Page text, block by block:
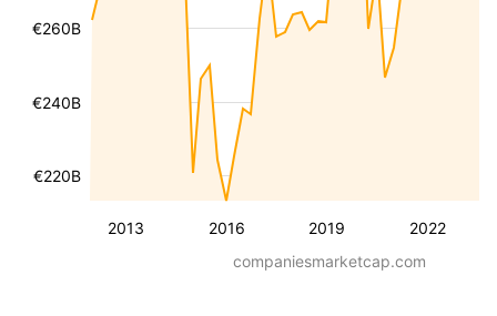
2013 2016 2019 2022
€220B
€240B
€260B
companiesmarketcap.com